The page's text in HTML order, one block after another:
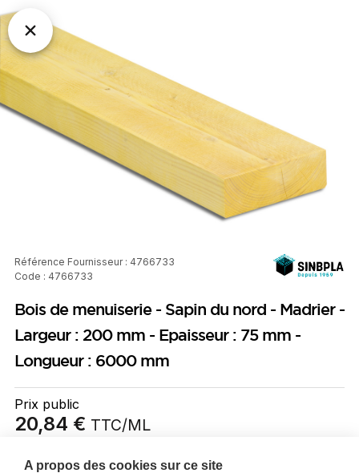
A propos des cookies sur ce site
Référence Fournisseur : 4766733
Code : 4766733
Bois de menuiserie - Sapin du nord - Madrier -
Largeur : 200 mm - Epaisseur : 75 mm -
Longueur : 6000 mm
Prix public
20,84 € TTC/ML
Livraisons & enlèvement